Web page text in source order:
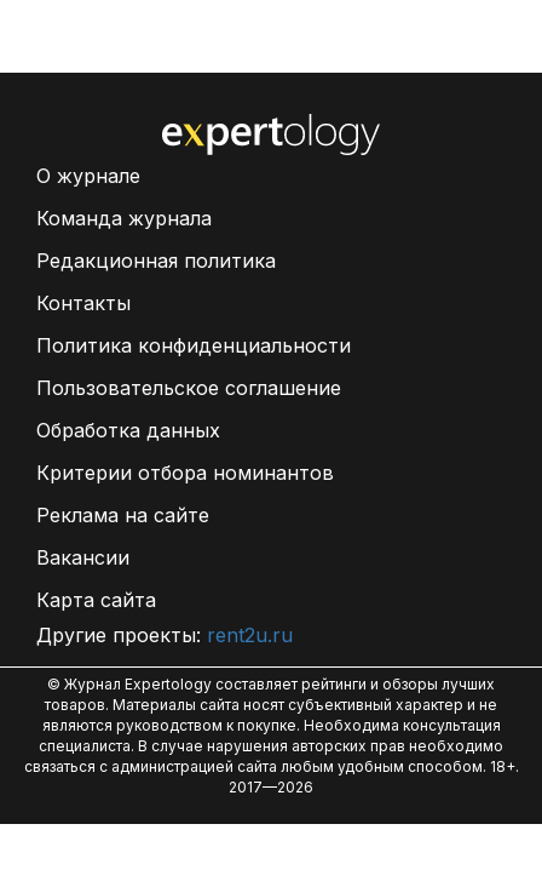
О журнале
Команда журнала
Редакционная политика
Контакты
Политика конфиденциальности
Пользовательское соглашение
Обработка данных
Критерии отбора номинантов
Реклама на сайте
Вакансии
Карта сайта
Другие проекты: rent2u.ru
© Журнал Expertology составляет рейтинги и обзоры лучших
товаров. Материалы сайта носят субъективный характер и не
являются руководством к покупке. Необходима консультация
специалиста. В случае нарушения авторских прав необходимо
связаться с администрацией сайта любым удобным способом. 18+.
2017—2026